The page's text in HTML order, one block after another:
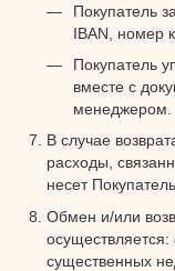
Покупатель
IBAN, номер
Покупатель
вместе с
менеджером.
В случае
расходы,
несет
Обмен и/или
существенных